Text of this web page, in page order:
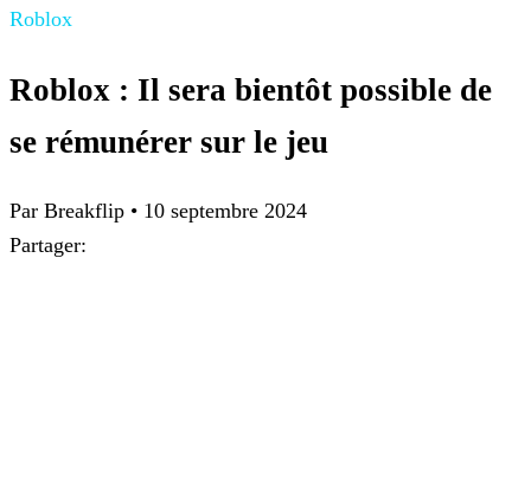
Roblox
Roblox : Il sera bientôt possible de
se rémunérer sur le jeu
Par Breakflip • 10 septembre 2024
Partager: